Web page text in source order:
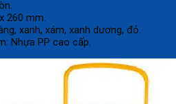
260 mm.
xanh, xám, xanh dương, đỏ.
Nhựa PP cao cấp.